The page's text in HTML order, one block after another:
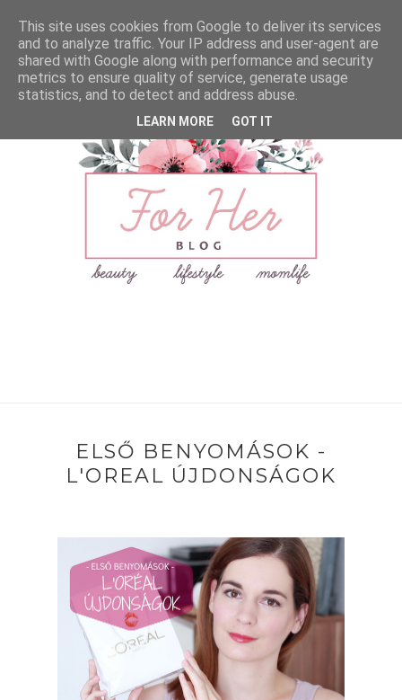
ELSŐ BENYOMÁSOK -
L'OREAL ÚJDONSÁGOK
This site uses cookies from Google to deliver its services
and to analyze traffic. Your IP address and user-agent are
shared with Google along with performance and security
metrics to ensure quality of service, generate usage
statistics, and to detect and address abuse.
LEARN MORE GOT IT